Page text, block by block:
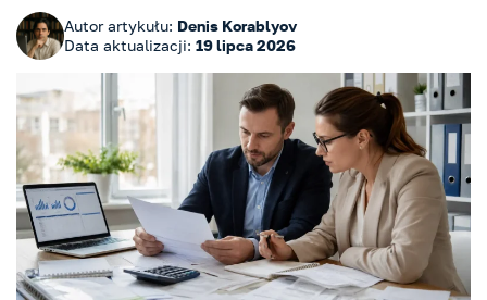
Autor artykułu: Denis Korablyov
Data aktualizacji: 19 lipca 2026